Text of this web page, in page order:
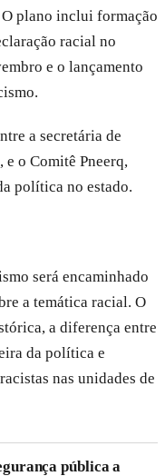
O plano inclui formação
racial no
e o lançamento
a secretária de
o Comitê Pneerq,
política no estado.
será encaminhado
a temática racial. O
a diferença entre
da política e
nas unidades de
pública a